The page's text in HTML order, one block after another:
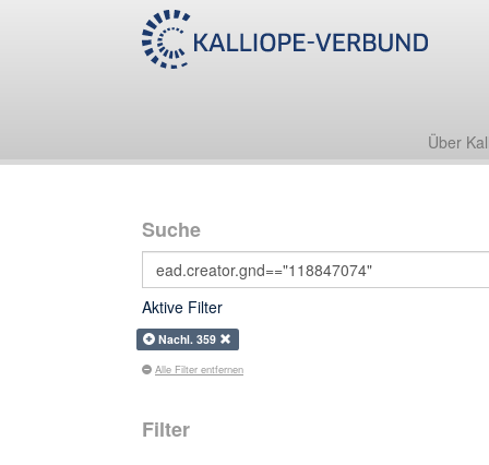
Über
Suche
Aktive Filter
Nachl. 359
Alle Filter entfernen
Filter